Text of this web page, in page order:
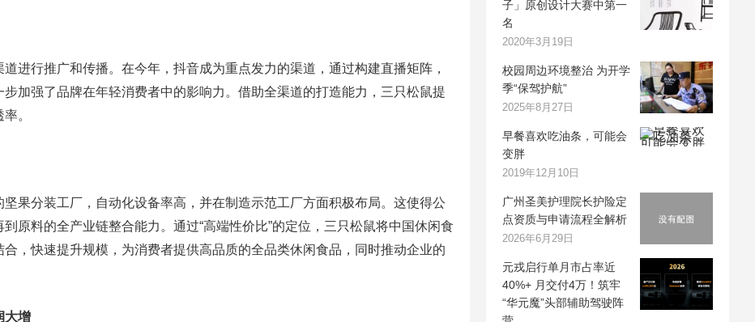
进行推广和传播。在今年，抖音成为重点发力的渠道，通过构建直播矩阵，
加强了品牌在年轻消费者中的影响力。借助全渠道的打造能力，三只松鼠提
。
果分装工厂，自动化设备率高，并在制造示范工厂方面积极布局。这使得公
原料的全产业链整合能力。通过“高端性价比”的定位，三只松鼠将中国休闲食
，快速提升规模，为消费者提供高品质的全品类休闲食品，同时推动企业的
大增
子」原创设计大赛中第一
名
2020年3月19日
校园周边环境整治 为开学
季“保驾护航”
2025年8月27日
早餐喜欢吃油条，可能会
变胖
2019年12月10日
广州圣美护理院长护险定
点资质与申请流程全解析
2026年6月29日
元戎启行单月市占率近
40%+ 月交付4万！筑牢
“华元魔”头部辅助驾驶阵